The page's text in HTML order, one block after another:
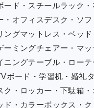
ード・スチールラック・
・オフィスデスク・ソ
ングマットレス・ベッ
ーミングチェアー・マ
ニングテーブル・ロー
ボード・学習机・婚礼
ク・ロッカー・下駄箱・
ド・カラーボックス・ク